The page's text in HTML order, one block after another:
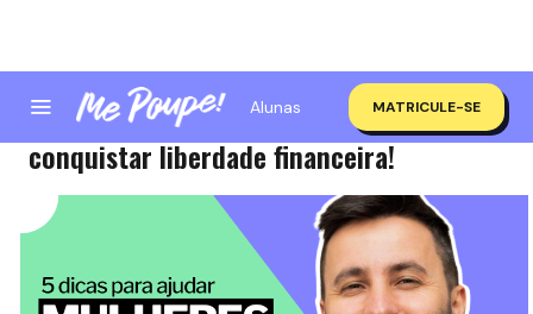
Alunas MATRICULE-SE
5 dicas para ajudar mulheres lésbicas
conquistar liberdade financeira!